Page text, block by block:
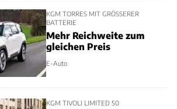
KGM TORRES MIT GRÖSSERER B
ATTERIE
Mehr Reichweite zum
gleichen Preis
E-Auto
KGM TIVOLI LIMITED 50